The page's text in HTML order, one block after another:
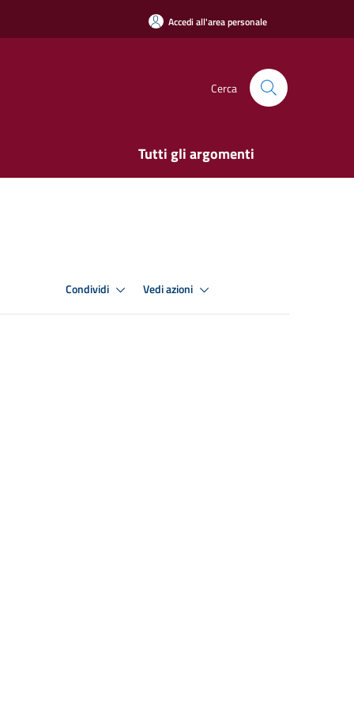
Accedi all'area personale
Cerca
Tutti gli argomenti
Condividi Vedi azioni